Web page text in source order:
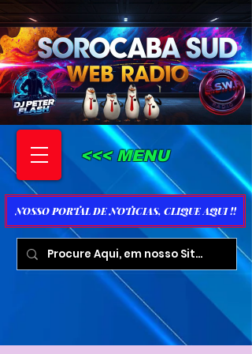
<<< MENU
NOSSO PORTAL DE NOTICIAS, CLIQUE AQUI !!